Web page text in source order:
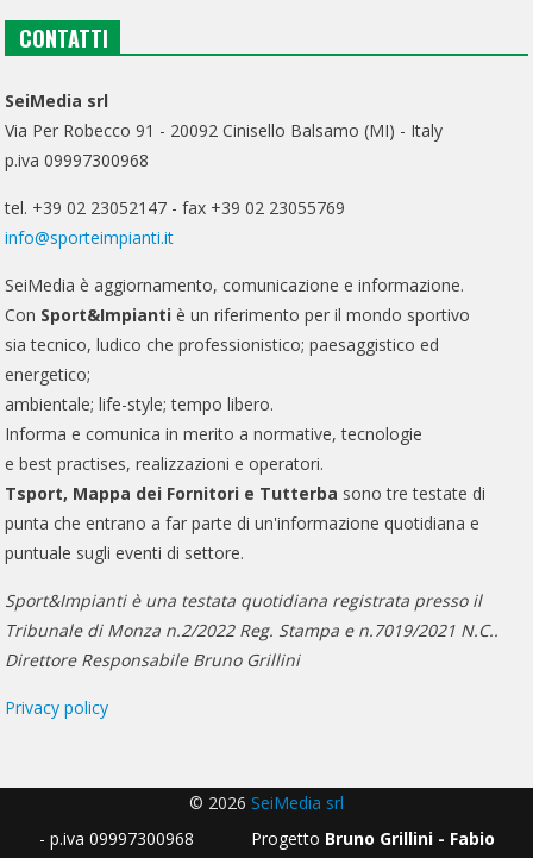
CONTATTI
SeiMedia srl
Via Per Robecco 91 - 20092 Cinisello Balsamo (MI) - Italy
p.iva 09997300968
tel. +39 02 23052147 - fax +39 02 23055769
info@sporteimpianti.it
SeiMedia è aggiornamento, comunicazione e informazione.
Con Sport&Impianti è un riferimento per il mondo sportivo
sia tecnico, ludico che professionistico; paesaggistico ed
energetico;
ambientale; life-style; tempo libero.
Informa e comunica in merito a normative, tecnologie
e best practises, realizzazioni e operatori.
Tsport, Mappa dei Fornitori e Tutterba sono tre testate di
punta che entrano a far parte di un'informazione quotidiana e
puntuale sugli eventi di settore.
Sport&Impianti è una testata quotidiana registrata presso il
Tribunale di Monza n.2/2022 Reg. Stampa e n.7019/2021 N.C..
Direttore Responsabile Bruno Grillini
Privacy policy
© 2026 SeiMedia srl
- p.iva 09997300968 Progetto Bruno Grillini - Fabio